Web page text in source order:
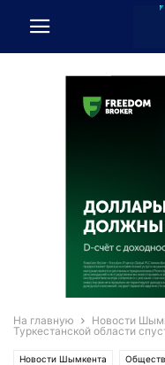
На главную Новости
Туркестанской области
Новости Шымкента